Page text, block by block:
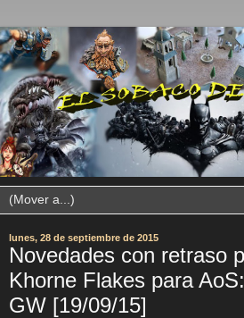
lunes, 28 de septiembre de 2015
Novedades con retraso
Khorne Flakes para
GW [19/09/15]